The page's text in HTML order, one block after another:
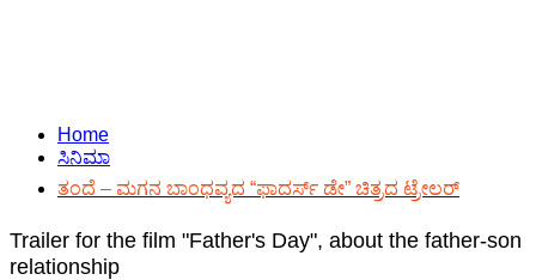
Home
ಸಿನಿಮಾ
ತಂದೆ – ಮಗನ ಬಾಂಧವ್ಯದ “ಫಾದರ್ಸ್ ಡೇ” ಚಿತ್ರದ ಟ್ರೇಲರ್
Trailer for the film "Father's Day", about the father-son
relationship